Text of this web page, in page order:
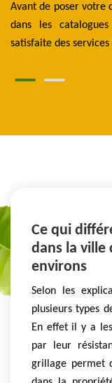
Avant de poser votre
dans les
satisfaite des
Ce qui
dans la ville
environs
Selon les
plusieurs types
En effet il y a
par leur
grillage permet